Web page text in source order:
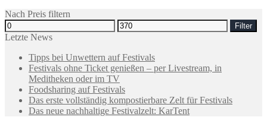
Nach Preis filtern
Filter
Letzte News
Tipps bei Unwettern auf Festivals
Festivals ohne Ticket genießen – per Livestream, in
Meditheken oder im TV
Foodsharing auf Festivals
Das erste vollständig kompostierbare Zelt für Festivals
Das neue nachhaltige Festivalzelt: KarTent